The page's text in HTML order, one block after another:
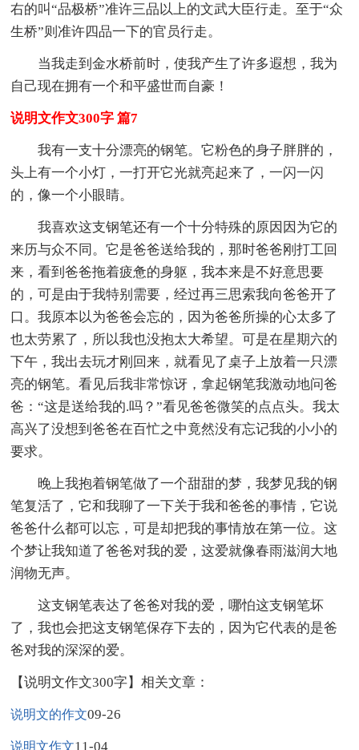
右的叫“品极桥”准许三品以上的文武大臣行走。至于“众
生桥”则准许四品一下的官员行走。
当我走到金水桥前时，使我产生了许多遐想，我为
自己现在拥有一个和平盛世而自豪！
说明文作文300字 篇7
我有一支十分漂亮的钢笔。它粉色的身子胖胖的，
头上有一个小灯，一打开它光就亮起来了，一闪一闪
的，像一个小眼睛。
我喜欢这支钢笔还有一个十分特殊的原因因为它的
来历与众不同。它是爸爸送给我的，那时爸爸刚打工回
来，看到爸爸拖着疲惫的身躯，我本来是不好意思要
的，可是由于我特别需要，经过再三思索我向爸爸开了
口。我原本以为爸爸会忘的，因为爸爸所操的心太多了
也太劳累了，所以我也没抱太大希望。可是在星期六的
下午，我出去玩才刚回来，就看见了桌子上放着一只漂
亮的钢笔。看见后我非常惊讶，拿起钢笔我激动地问爸
爸：“这是送给我的.吗？”看见爸爸微笑的点点头。我太
高兴了没想到爸爸在百忙之中竟然没有忘记我的小小的
要求。
晚上我抱着钢笔做了一个甜甜的梦，我梦见我的钢
笔复活了，它和我聊了一下关于我和爸爸的事情，它说
爸爸什么都可以忘，可是却把我的事情放在第一位。这
个梦让我知道了爸爸对我的爱，这爱就像春雨滋润大地
润物无声。
这支钢笔表达了爸爸对我的爱，哪怕这支钢笔坏
了，我也会把这支钢笔保存下去的，因为它代表的是爸
爸对我的深深的爱。
【说明文作文300字】相关文章：
说明文的作文09-26
说明文作文11-04